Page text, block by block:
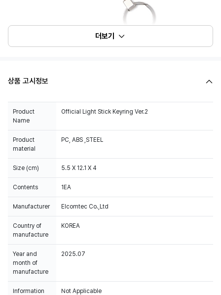
더보기
상품 고시정보
Product
Name
Official Light Stick Keyring Ver.2
Product
material
PC, ABS ,STEEL
Size (cm) 5.5 X 12.1 X 4
Contents 1EA
Manufacturer Elcomtec Co.,Ltd
Country of
manufacture
KOREA
Year and
month of
manufacture
2025.07
Information
Not Applicable